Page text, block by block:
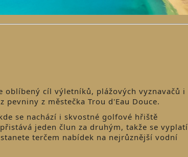
cíl výletníků, plážových vyznavačů i
z městečka Trou d'Eau Douce.
se nachází i skvostné golfové hřiště
jeden člun za druhým, takže se vyplatí
terčem nabídek na nejrůznější vodní